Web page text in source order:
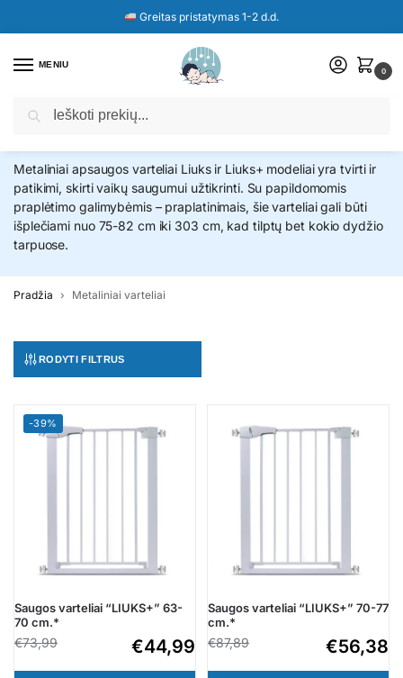
Greitas pristatymas 1-2 d.d.
MENIU
0
Metaliniai apsaugos varteliai Liuks ir Liuks+ modeliai yra tvirti ir
patikimi, skirti vaikų saugumui užtikrinti. Su papildomomis
praplėtimo galimybėmis – praplatinimais, šie varteliai gali būti
išplečiami nuo 75-82 cm iki 303 cm, kad tilptų bet kokio dydžio
tarpuose.
Pradžia Metaliniai varteliai
RODYTI FILTRUS
-39%
Saugos varteliai “LIUKS+” 63-
70 cm.*
€73,99 €44,99
Saugos varteliai “LIUKS+” 70-77
cm.*
€87,89 €56,38